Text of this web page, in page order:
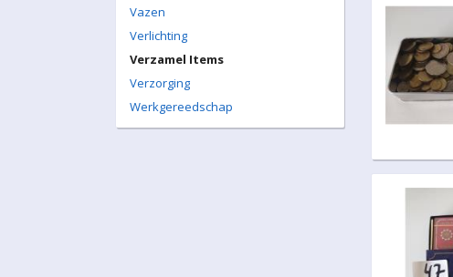
Vazen
Verlichting
Verzamel Items
Verzorging
Werkgereedschap